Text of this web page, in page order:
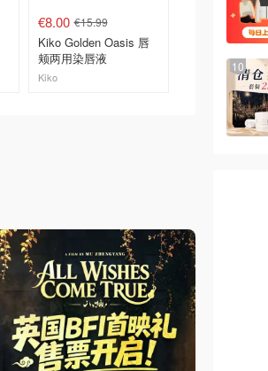
€8.00 €15.99
Kiko Golden Oasis 唇
颊两用染唇液
Kiko
€18.00
Fwee 布丁唇颊霜
lookfantastic FR
去购买